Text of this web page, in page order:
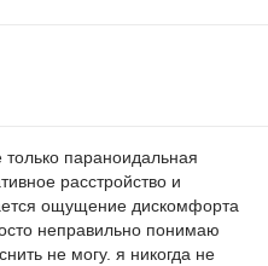
параноидальная
расстройство и
ощущение дискомфорта
неправильно понимаю
не могу. я никогда не